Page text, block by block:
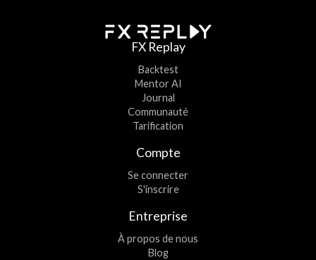
FX Replay
Backtest
Mentor AI
Journal
Communauté
Tarification
Compte
Se connecter
S'inscrire
Entreprise
À propos de nous
Blog